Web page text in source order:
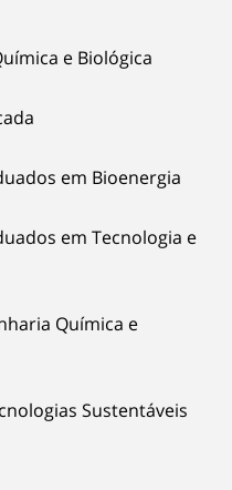
e Biológica
em Bioenergia
em Tecnologia e
Química e
Sustentáveis